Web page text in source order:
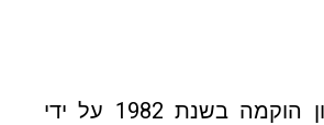
חברת אימיליון הוקמה בשנת 1982 על ידי